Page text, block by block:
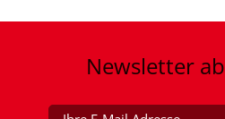
Newsletter